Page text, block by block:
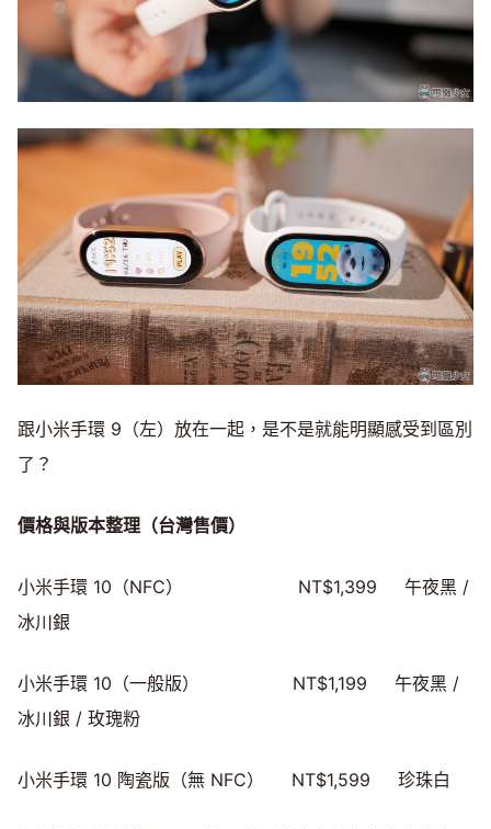
跟小米手環 9（左）放在一起，是不是就能明顯感受到區別
了？
價格與版本整理（台灣售價）
小米手環 10（NFC） NT$1,399 午夜黑 /
冰川銀
小米手環 10（一般版） NT$1,199 午夜黑 /
冰川銀 / 玫瑰粉
小米手環 10 陶瓷版（無 NFC） NT$1,599 珍珠白